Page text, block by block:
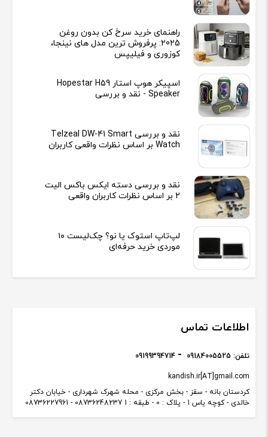
راهنمای خرید سرخ کن بدون روغن
2025: پرفروش ترین مدل های نینجا،
کوزوری و فیلیپس
اسپیکر هوپ استار Hopestar H59
Speaker - نقد و بررسی
نقد و بررسی Telzeal DW-41 Smart
Watch بر اساس نظرات واقعی کاربران
نقد و بررسی دسته ایکس باکس الیت
2 بر اساس نظرات کاربران واقعی
لپ‌تاپ استوک یا نو؟ چک‌لیست ۱۰
موردی خرید حرفه‌ای
اطلاعات تماس
کردستان بانه - سقز - بخش مرکزی - محله شهرک شهرداری - خیابان دکتر
خالدی - کوچه یاس 1 - پلاک : 0 - طبقه : 1 08736248237 - 08736227961
kandish.ir[AT]gmail.com
تلفن: 09184005525
09199394714